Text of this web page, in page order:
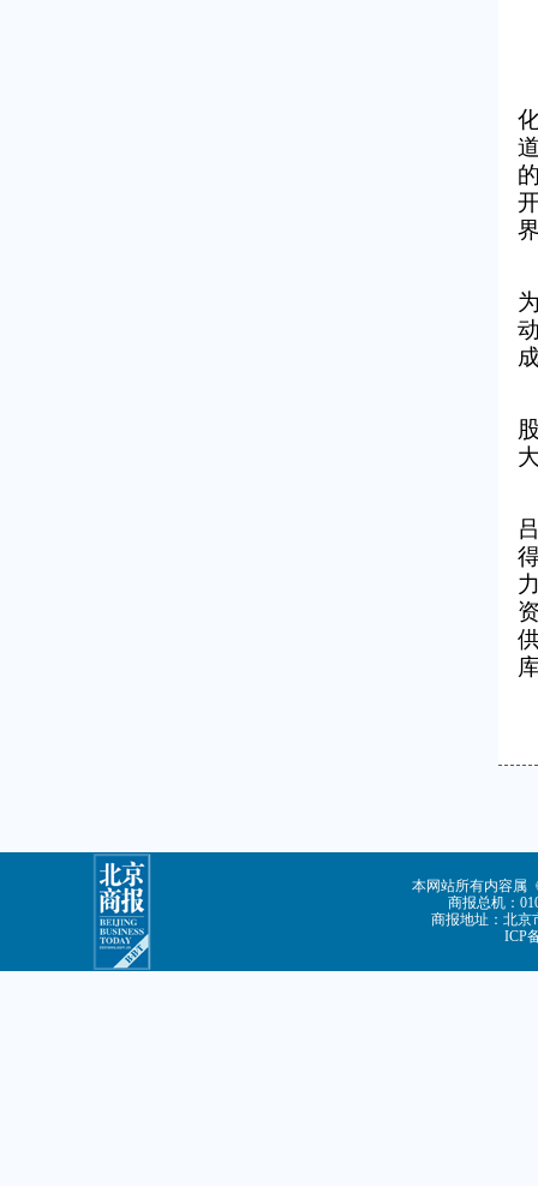
本网站所有内容属
商报总机：
商报地址：北京
ICP